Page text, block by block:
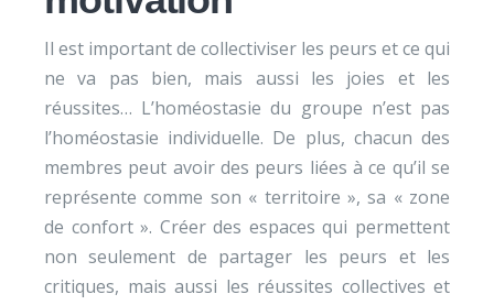
Il est important de collectiviser les peurs et ce qui
ne va pas bien, mais aussi les joies et les
réussites… L’homéostasie du groupe n’est pas
l’homéostasie individuelle. De plus, chacun des
membres peut avoir des peurs liées à ce qu’il se
représente comme son « territoire », sa « zone
de confort ». Créer des espaces qui permettent
non seulement de partager les peurs et les
critiques, mais aussi les réussites collectives et